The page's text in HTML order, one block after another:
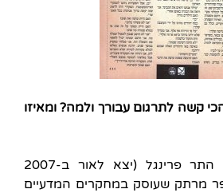
קשה לתרגום עבורך ולמה? ומאיזו
'גזע הפורענות' של התר פרינגל (יצא לאור ב-2007
מרתק שעוסק במחקרים המדעיים